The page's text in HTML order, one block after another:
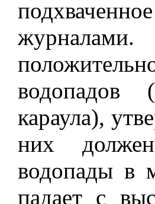
водопадов
караула),
них
водопады в
падает с